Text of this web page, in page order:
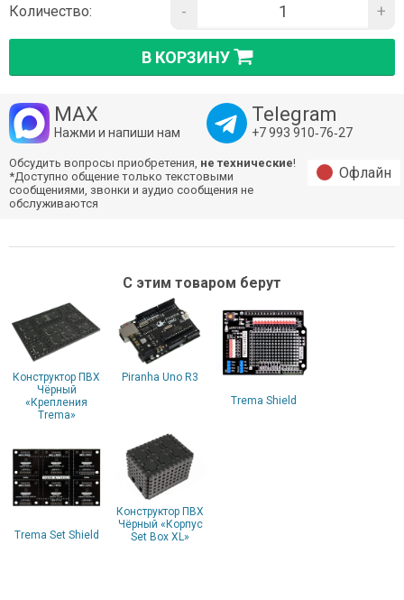
Количество: - +
В КОРЗИНУ
MAX
Нажми и напиши нам
Telegram
+7 993 910‑76‑27
Обсудить вопросы приобретения, не технические!
*Доступно общение только текстовыми
сообщениями, звонки и аудио сообщения не
обслуживаются
Офлайн
С этим товаром берут
Конструктор ПВХ
Чёрный
«Крепления
Trema»
Piranha Uno R3
Trema Shield
Trema Set Shield
Конструктор ПВХ
Чёрный «Корпус
Set Box XL»